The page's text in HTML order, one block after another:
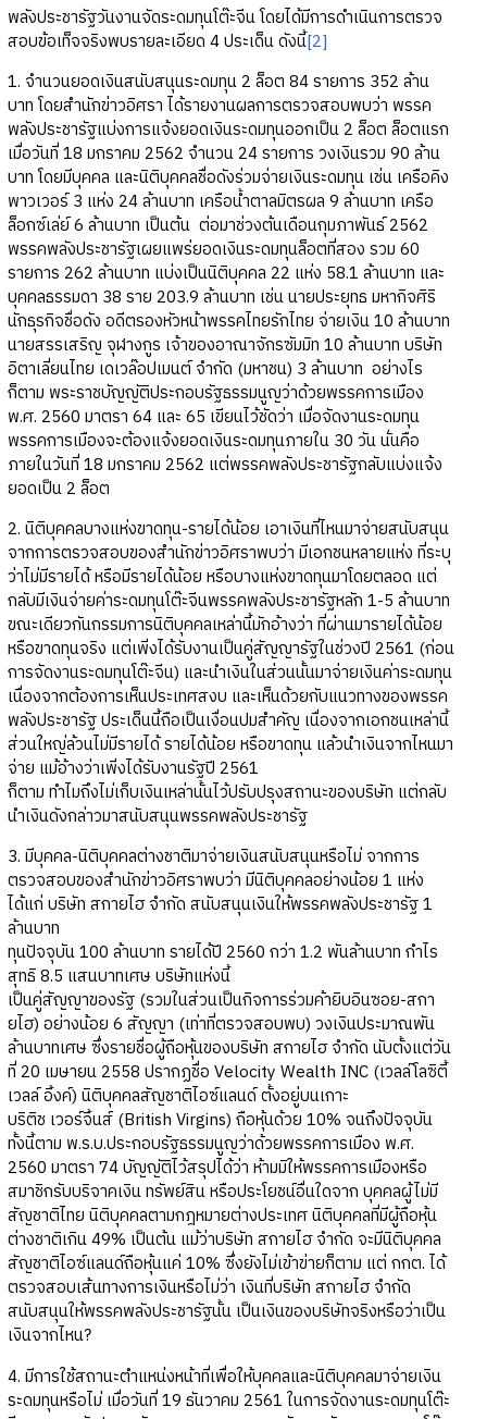
พลังประชารัฐวันงานจัดระดมทุนโต๊ะจีน โดยได้มีการดำเนินการตรวจ
สอบข้อเท็จจริงพบรายละเอียด 4 ประเด็น ดังนี้[2]
1. จำนวนยอดเงินสนับสนุนระดมทุน 2 ล็อต 84 รายการ 352 ล้าน
บาท โดยสำนักข่าวอิศรา ได้รายงานผลการตรวจสอบพบว่า พรรค
พลังประชารัฐแบ่งการแจ้งยอดเงินระดมทุนออกเป็น 2 ล็อต ล็อตแรก
เมื่อวันที่ 18 มกราคม 2562 จำนวน 24 รายการ วงเงินรวม 90 ล้าน
บาท โดยมีบุคคล และนิติบุคคลชื่อดังร่วมจ่ายเงินระดมทุน เช่น เครือคิง
พาวเวอร์ 3 แห่ง 24 ล้านบาท เครือน้ำตาลมิตรผล 9 ล้านบาท เครือ
ล็อกซ์เล่ย์ 6 ล้านบาท เป็นต้น ต่อมาช่วงต้นเดือนกุมภาพันธ์ 2562
พรรคพลังประชารัฐเผยแพร่ยอดเงินระดมทุนล็อตที่สอง รวม 60
รายการ 262 ล้านบาท แบ่งเป็นนิติบุคคล 22 แห่ง 58.1 ล้านบาท และ
บุคคลธรรมดา 38 ราย 203.9 ล้านบาท เช่น นายประยุทธ มหากิจศิริ
นักธุรกิจชื่อดัง อดีตรองหัวหน้าพรรคไทยรักไทย จ่ายเงิน 10 ล้านบาท
นายสรรเสริญ จุฬางกูร เจ้าของอาณาจักรซัมมิท 10 ล้านบาท บริษัท
อิตาเลี่ยนไทย เดเวล๊อปเมนต์ จำกัด (มหาชน) 3 ล้านบาท อย่างไร
ก็ตาม พระราชบัญญัติประกอบรัฐธรรมนูญว่าด้วยพรรคการเมือง
พ.ศ. 2560 มาตรา 64 และ 65 เขียนไว้ชัดว่า เมื่อจัดงานระดมทุน
พรรคการเมืองจะต้องแจ้งยอดเงินระดมทุนภายใน 30 วัน นั่นคือ
ภายในวันที่ 18 มกราคม 2562 แต่พรรคพลังประชารัฐกลับแบ่งแจ้ง
ยอดเป็น 2 ล็อต
2. นิติบุคคลบางแห่งขาดทุน-รายได้น้อย เอาเงินที่ไหนมาจ่ายสนับสนุน
จากการตรวจสอบของสำนักข่าวอิศราพบว่า มีเอกชนหลายแห่ง ที่ระบุ
ว่าไม่มีรายได้ หรือมีรายได้น้อย หรือบางแห่งขาดทุนมาโดยตลอด แต่
กลับมีเงินจ่ายค่าระดมทุนโต๊ะจีนพรรคพลังประชารัฐหลัก 1-5 ล้านบาท
ขณะเดียวกันกรรมการนิติบุคคลเหล่านี้มักอ้างว่า ที่ผ่านมารายได้น้อย
หรือขาดทุนจริง แต่เพิ่งได้รับงานเป็นคู่สัญญารัฐในช่วงปี 2561 (ก่อน
การจัดงานระดมทุนโต๊ะจีน) และนำเงินในส่วนนั้นมาจ่ายเงินค่าระดมทุน
เนื่องจากต้องการเห็นประเทศสงบ และเห็นด้วยกับแนวทางของพรรค
พลังประชารัฐ ประเด็นนี้ถือเป็นเงื่อนปมสำคัญ เนื่องจากเอกชนเหล่านี้
ส่วนใหญ่ล้วนไม่มีรายได้ รายได้น้อย หรือขาดทุน แล้วนำเงินจากไหนมา
จ่าย แม้อ้างว่าเพิ่งได้รับงานรัฐปี 2561
ก็ตาม ทำไมถึงไม่เก็บเงินเหล่านั้นไว้ปรับปรุงสถานะของบริษัท แต่กลับ
นำเงินดังกล่าวมาสนับสนุนพรรคพลังประชารัฐ
3. มีบุคคล-นิติบุคคลต่างชาติมาจ่ายเงินสนับสนุนหรือไม่ จากการ
ตรวจสอบของสำนักข่าวอิศราพบว่า มีนิติบุคคลอย่างน้อย 1 แห่ง
ได้แก่ บริษัท สกายไฮ จำกัด สนับสนุนเงินให้พรรคพลังประชารัฐ 1
ล้านบาท
ทุนปัจจุบัน 100 ล้านบาท รายได้ปี 2560 กว่า 1.2 พันล้านบาท กำไร
สุทธิ 8.5 แสนบาทเศษ บริษัทแห่งนี้
เป็นคู่สัญญาของรัฐ (รวมในส่วนเป็นกิจการร่วมค้ายิบอินซอย-สกา
ยไฮ) อย่างน้อย 6 สัญญา (เท่าที่ตรวจสอบพบ) วงเงินประมาณพัน
ล้านบาทเศษ ซึ่งรายชื่อผู้ถือหุ้นของบริษัท สกายไฮ จำกัด นับตั้งแต่วัน
ที่ 20 เมษายน 2558 ปรากฏชื่อ Velocity Wealth INC (เวลล์โลซิตี้
เวลล์ อิ้งค์) นิติบุคคลสัญชาติไอซ์แลนด์ ตั้งอยู่บนเกาะ
บริติช เวอร์จิ้นส์ (British Virgins) ถือหุ้นด้วย 10% จนถึงปัจจุบัน
ทั้งนี้ตาม พ.ร.บ.ประกอบรัฐธรรมนูญว่าด้วยพรรคการเมือง พ.ศ.
2560 มาตรา 74 บัญญัติไว้สรุปได้ว่า ห้ามมิให้พรรคการเมืองหรือ
สมาชิกรับบริจาคเงิน ทรัพย์สิน หรือประโยชน์อื่นใดจาก บุคคลผู้ไม่มี
สัญชาติไทย นิติบุคคลตามกฎหมายต่างประเทศ นิติบุคคลที่มีผู้ถือหุ้น
ต่างชาติเกิน 49% เป็นต้น แม้ว่าบริษัท สกายไฮ จำกัด จะมีนิติบุคคล
สัญชาติไอซ์แลนด์ถือหุ้นแค่ 10% ซึ่งยังไม่เข้าข่ายก็ตาม แต่ กกต. ได้
ตรวจสอบเส้นทางการเงินหรือไม่ว่า เงินที่บริษัท สกายไฮ จำกัด
สนับสนุนให้พรรคพลังประชารัฐนั้น เป็นเงินของบริษัทจริงหรือว่าเป็น
เงินจากไหน?
4. มีการใช้สถานะตำแหน่งหน้าที่เพื่อให้บุคคลและนิติบุคคลมาจ่ายเงิน
ระดมทุนหรือไม่ เมื่อวันที่ 19 ธันวาคม 2561 ในการจัดงานระดมทุนโต๊ะ